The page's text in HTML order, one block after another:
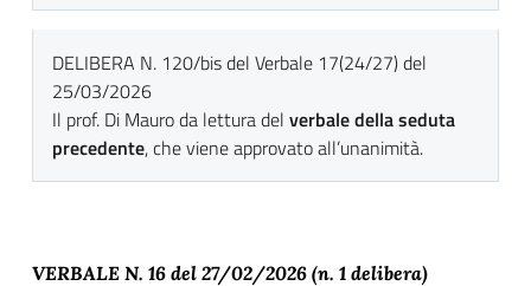
DELIBERA N. 120/bis del Verbale 17(24/27) del
25/03/2026
Il prof. Di Mauro da lettura del verbale della seduta
precedente, che viene approvato all’unanimità.
VERBALE N. 16 del 27/02/2026 (n. 1 delibera)